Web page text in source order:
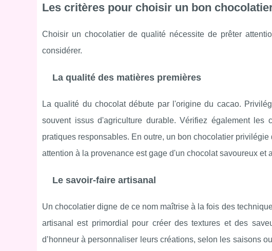
Les critères pour choisir un bon
Choisir un chocolatier de qualité nécessite de prêter
considérer.
La qualité des matières premières
La qualité du chocolat débute par l'origine du cacao.
souvent issus d'agriculture durable. Vérifiez également
pratiques responsables. En outre, un bon chocolatier
attention à la provenance est gage d'un chocolat savoureux et
Le savoir-faire artisanal
Un chocolatier digne de ce nom maîtrise à la fois des
artisanal est primordial pour créer des textures et des
d’honneur à personnaliser leurs créations, selon les saisons